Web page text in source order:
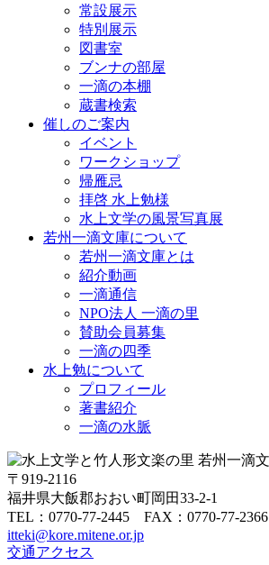
常設展示
特別展示
図書室
ブンナの部屋
一滴の本棚
蔵書検索
催しのご案内
イベント
ワークショップ
帰雁忌
拝啓 水上勉様
水上文学の風景写真展
若州一滴文庫について
若州一滴文庫とは
紹介動画
一滴通信
NPO法人 一滴の里
賛助会員募集
一滴の四季
水上勉について
プロフィール
著書紹介
一滴の水脈
〒919-2116
福井県大飯郡おおい町岡田33-2-1
TEL：0770-77-2445 FAX：0770-77-2366
itteki@kore.mitene.or.jp
交通アクセス